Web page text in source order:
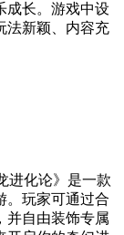
成长。游戏中设
法新颖、内容充
进化论》是一款
。玩家可通过合
并自由装饰专属